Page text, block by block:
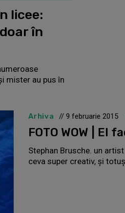
licee:
în
mister au pus în
Arhiva // 9 februarie 2015
FOTO WOW | El
Stephan Brusche. un
ceva super creativ, și